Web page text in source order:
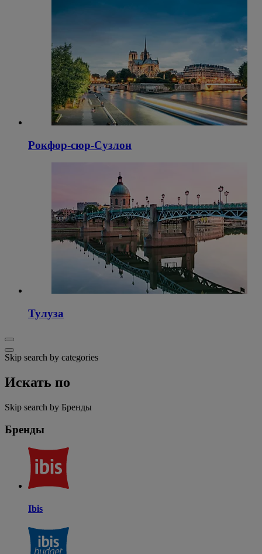
Рокфор-сюр-Сузлон
Тулуза
Skip search by categories
Искать по
Skip search by Бренды
Бренды
Ibis